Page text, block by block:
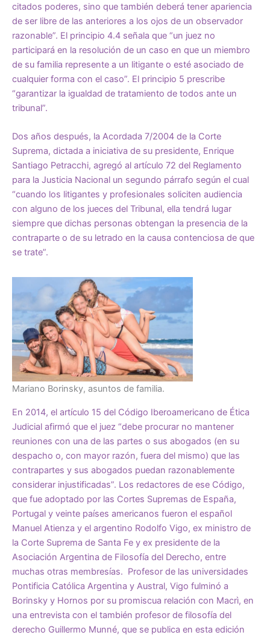
citados poderes, sino que también deberá tener apariencia
de ser libre de las anteriores a los ojos de un observador
razonable”. El principio 4.4 señala que “un juez no
participará en la resolución de un caso en que un miembro
de su familia represente a un litigante o esté asociado de
cualquier forma con el caso”. El principio 5 prescribe
“garantizar la igualdad de tratamiento de todos ante un
tribunal”.
Dos años después, la Acordada 7/2004 de la Corte
Suprema, dictada a iniciativa de su presidente, Enrique
Santiago Petracchi, agregó al artículo 72 del Reglamento
para la Justicia Nacional un segundo párrafo según el cual
“cuando los litigantes y profesionales soliciten audiencia
con alguno de los jueces del Tribunal, ella tendrá lugar
siempre que dichas personas obtengan la presencia de la
contraparte o de su letrado en la causa contenciosa de que
se trate”.
Mariano Borinsky, asuntos de familia.
En 2014, el artículo 15 del Código Iberoamericano de Ética
Judicial afirmó que el juez “debe procurar no mantener
reuniones con una de las partes o sus abogados (en su
despacho o, con mayor razón, fuera del mismo) que las
contrapartes y sus abogados puedan razonablemente
considerar injustificadas”. Los redactores de ese Código,
que fue adoptado por las Cortes Supremas de España,
Portugal y veinte países americanos fueron el español
Manuel Atienza y el argentino Rodolfo Vigo, ex ministro de
la Corte Suprema de Santa Fe y ex presidente de la
Asociación Argentina de Filosofía del Derecho, entre
muchas otras membresías. Profesor de las universidades
Pontificia Católica Argentina y Austral, Vigo fulminó a
Borinsky y Hornos por su promiscua relación con Macrì, en
una entrevista con el también profesor de filosofía del
derecho Guillermo Munné, que se publica en esta edición